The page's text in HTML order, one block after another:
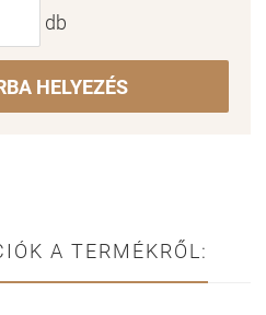
db
HELYEZÉS
A TERMÉKRŐL: